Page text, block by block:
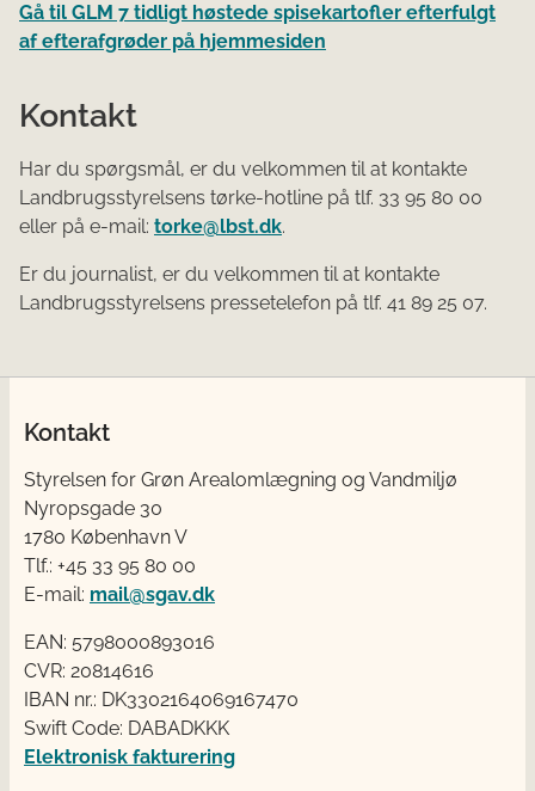
Gå til GLM 7 tidligt høstede spisekartofler efterfulgt
af efterafgrøder på hjemmesiden
Kontakt
Har du spørgsmål, er du velkommen til at kontakte
Landbrugsstyrelsens tørke-hotline på tlf. 33 95 80 00
eller på e-mail: torke@lbst.dk.
Er du journalist, er du velkommen til at kontakte
Landbrugsstyrelsens pressetelefon på tlf. 41 89 25 07.
Kontakt
Styrelsen for Grøn Arealomlægning og Vandmiljø
Nyropsgade 30
1780 København V
Tlf.: +45 33 95 80 00
E-mail: mail@sgav.dk
EAN: 5798000893016
CVR: 20814616
IBAN nr.: DK3302164069167470
Swift Code: DABADKKK
Elektronisk fakturering